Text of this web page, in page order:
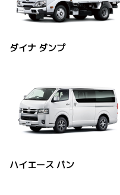
ダイナ ダンプ
ハイエース バン